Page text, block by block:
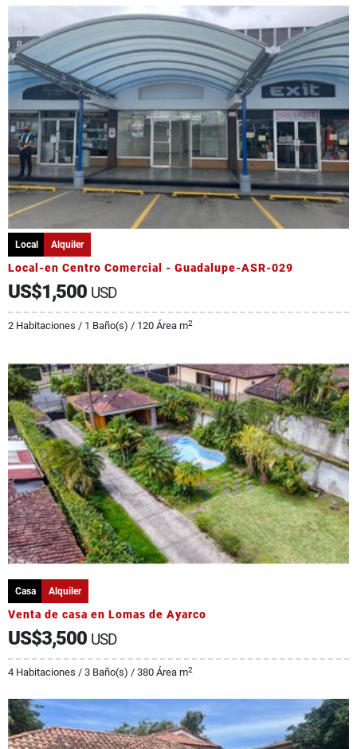
Local Alquiler
Local-en Centro Comercial - Guadalupe-ASR-029
US$1,500 USD
2 Habitaciones / 1 Baño(s) / 120 Área m2
Casa Alquiler
Venta de casa en Lomas de Ayarco
US$3,500 USD
4 Habitaciones / 3 Baño(s) / 380 Área m2